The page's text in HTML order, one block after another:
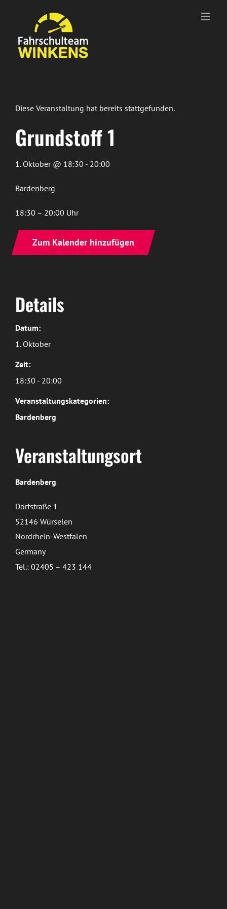
springen
Diese Veranstaltung hat bereits stattgefunden.
Grundstoff 1
1. Oktober @ 18:30 - 20:00
Bardenberg
18:30 – 20:00 Uhr
Zum Kalender hinzufügen
Details
Datum:
1. Oktober
Zeit:
18:30 - 20:00
Veranstaltungskategorien:
Bardenberg
Veranstaltungsort
Bardenberg
Dorfstraße 1
52146 Würselen
Nordrhein-Westfalen
Germany
Tel.: 02405 – 423 144